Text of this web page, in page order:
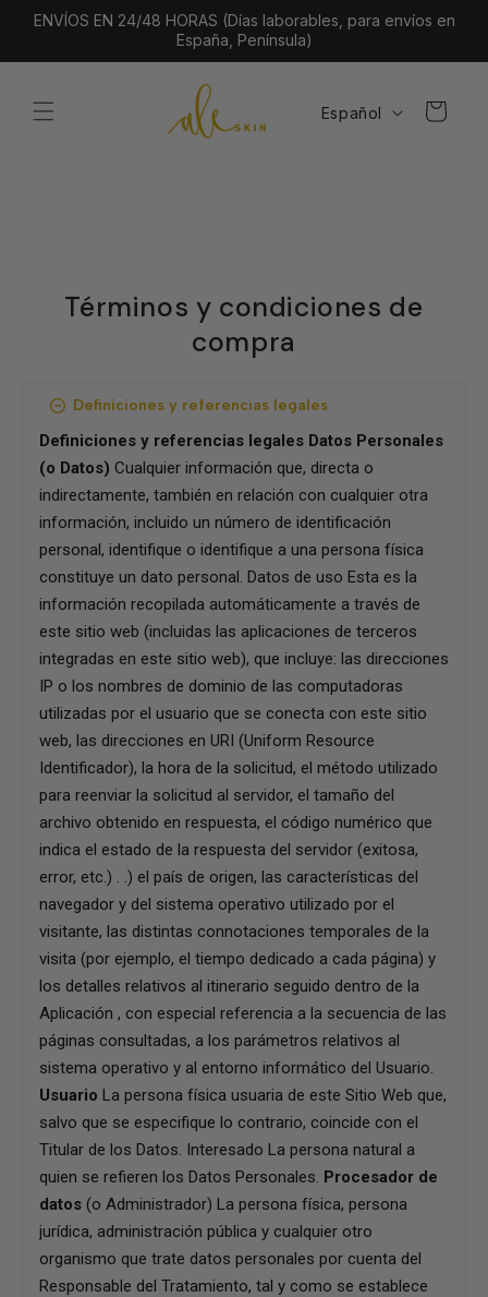
directamente
ENVÍOS EN 24/48 HORAS (Días laborables, para envíos en
España, Península)
Español Carrito
Términos y condiciones de
compra
Definiciones y referencias legales
Definiciones y referencias legales Datos Personales
(o Datos) Cualquier información que, directa o
indirectamente, también en relación con cualquier otra
información, incluido un número de identificación
personal, identifique o identifique a una persona física
constituye un dato personal. Datos de uso Esta es la
información recopilada automáticamente a través de
este sitio web (incluidas las aplicaciones de terceros
integradas en este sitio web), que incluye: las direcciones
IP o los nombres de dominio de las computadoras
utilizadas por el usuario que se conecta con este sitio
web, las direcciones en URI (Uniform Resource
Identificador), la hora de la solicitud, el método utilizado
para reenviar la solicitud al servidor, el tamaño del
archivo obtenido en respuesta, el código numérico que
indica el estado de la respuesta del servidor (exitosa,
error, etc.) . .) el país de origen, las características del
navegador y del sistema operativo utilizado por el
visitante, las distintas connotaciones temporales de la
visita (por ejemplo, el tiempo dedicado a cada página) y
los detalles relativos al itinerario seguido dentro de la
Aplicación , con especial referencia a la secuencia de las
páginas consultadas, a los parámetros relativos al
sistema operativo y al entorno informático del Usuario.
Usuario La persona física usuaria de este Sitio Web que,
salvo que se especifique lo contrario, coincide con el
Titular de los Datos. Interesado La persona natural a
quien se refieren los Datos Personales. Procesador de
datos (o Administrador) La persona física, persona
jurídica, administración pública y cualquier otro
organismo que trate datos personales por cuenta del
Responsable del Tratamiento, tal y como se establece